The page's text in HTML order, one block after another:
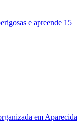
e apreende 15
em Aparecida